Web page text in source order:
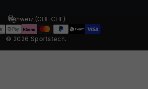
© 2026 Sportstech.
Land/Region
Schweiz (CHF CHF)